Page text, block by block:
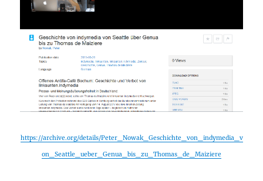
https://archive.org/details/Peter_Nowak_Geschichte_von_indymedia_v
on_Seattle_ueber_Genua_bis_zu_Thomas_de_Maiziere